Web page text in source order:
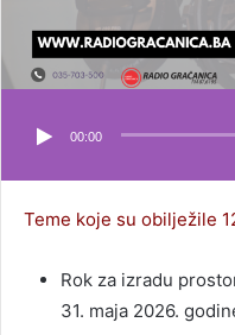
00:00
Teme koje su obilježile
Rok za izradu
31. maja 2026.